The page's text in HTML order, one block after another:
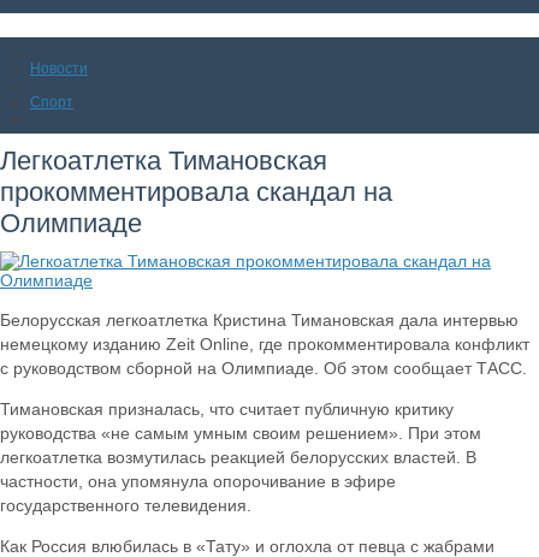
Новости
Спорт
Легкоатлетка Тимановская
прокомментировала скандал на
Олимпиаде
Белорусская легкоатлетка Кристина Тимановская дала интервью
немецкому изданию Zeit Online, где прокомментировала конфликт
с руководством сборной на Олимпиаде. Об этом сообщает ТАСС.
Тимановская призналась, что считает публичную критику
руководства «не самым умным своим решением». При этом
легкоатлетка возмутилась реакцией белорусских властей. В
частности, она упомянула опорочивание в эфире
государственного телевидения.
Как Россия влюбилась в «Тату» и оглохла от певца с жабрами